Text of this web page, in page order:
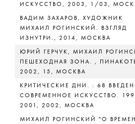
ИСКУССТВО, 2003, 1/03,
ВАДИМ ЗАХАРОВ, ХУДОЖНИК
МИХАИЛ РОГИНСКИЙ. ВЗГЛЯД
ИЗНУТРИ., 2014, МОСКВА
ЮРИЙ ГЕРЧУК, МИХАИЛ
ПЕШЕХОДНАЯ ЗОНА. ,
2002, 15, МОСКВА
КРИТИЧЕСКИЕ ДНИ. : 68
СОВРЕМЕННОЕ ИСКУССТВО.
2001, 2002, МОСКВА
МИХАИЛ РОГИНСКИЙ "О